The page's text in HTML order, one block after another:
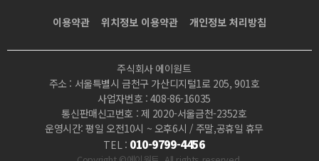
이용약관 위치정보 이용약관 개인정보 처리방침
주식회사 에이원트
주소 : 서울특별시 금천구 가산디지털1로 205, 901호
사업자번호 : 408-86-16035
통신판매신고번호 : 제 2020-서울금천-2352호
운영시간: 평일 오전10시 ~ 오후6시 / 주말,공휴일 휴무
TEL : 010-9799-4456